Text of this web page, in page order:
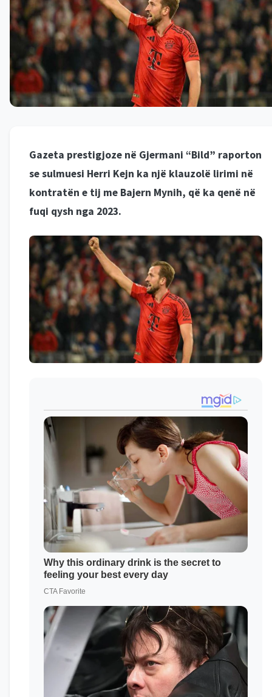
Gazeta prestigjoze në Gjermani “Bild” raporton
se sulmuesi Herri Kejn ka një klauzolë lirimi në
kontratën e tij me Bajern Mynih, që ka qenë në
fuqi qysh nga 2023.